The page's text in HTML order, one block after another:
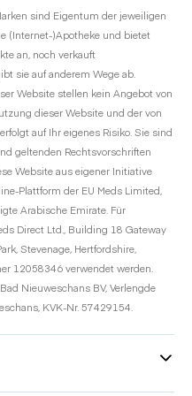
von Schizophrenie
Behandlung von Infektionen
Heilmittel
von Migräne
der oben genannten
aber dieses Medikament
Sie Priligy einnehmen.
sind Eigentum der jeweiligen
(Internet-)Apotheke und bietet
an, noch verkauft
sie auf anderem Wege ab.
Website stellen kein Angebot von
dieser Website und der von
auf Ihr eigenes Risiko. Sie sind
geltenden Rechtsvorschriften
Website aus eigener Initiative
Plattform der EU Meds Limited,
Arabische Emirate. Für
Direct Ltd., Building 18 Gateway
Stevenage, Hertfordshire,
12058346 verwendet werden.
Nieuweschans BV, Verlengde
KVK-Nr. 57429154.